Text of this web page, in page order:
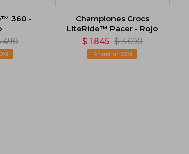
360 -
Championes Crocs
LiteRide™ Pacer - Rojo
$ 1.845 $ 3.690
50